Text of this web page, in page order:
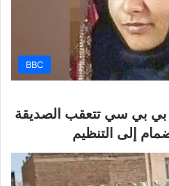
BBC
بي بي سي تتعقب الصديقة
إلى التنظيم